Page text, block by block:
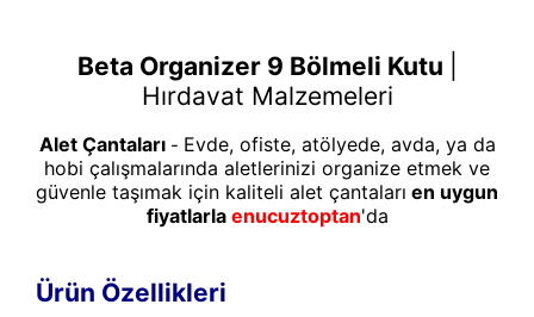
Beta Organizer 9 Bölmeli Kutu
Hırdavat Malzemeleri
Alet Çantaları- Evde, ofiste, atölyede, avda, ya da
hobi çalışmalarında aletlerinizi organize etmek ve
güvenle taşımak için kaliteli alet çantaları en uygun
fiyatlarla enucuztoptan'da
Ürün Özellikleri